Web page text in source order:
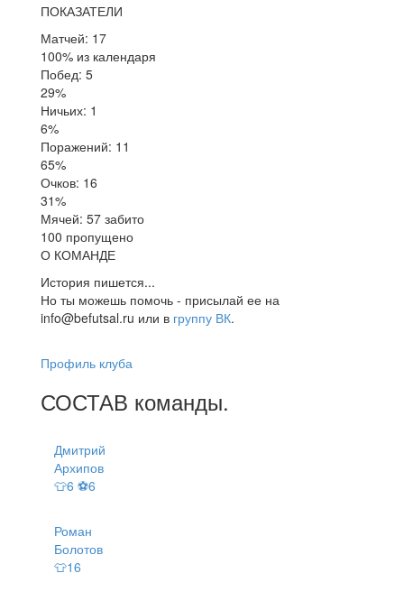
ПОКАЗАТЕЛИ
Матчей: 17
100% из календаря
Побед: 5
29%
Ничьих: 1
6%
Поражений: 11
65%
Очков: 16
31%
Мячей: 57 забито
100 пропущено
О КОМАНДЕ
История пишется...
Но ты можешь помочь - присылай ее на
info@befutsal.ru или в группу ВК.
Профиль клуба
СОСТАВ команды.
Дмитрий
Архипов
👕6 ⚽6
Роман
Болотов
👕16